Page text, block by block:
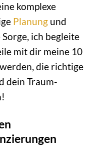
komplexe
Planung und
ich begleite
mit dir meine 10
die richtige
dein Traum-